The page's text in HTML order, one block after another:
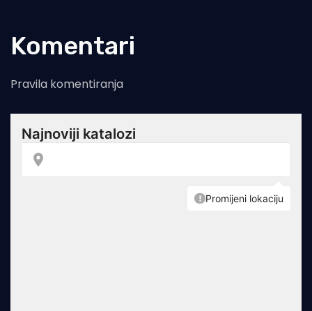
Komentari
Pravila komentiranja